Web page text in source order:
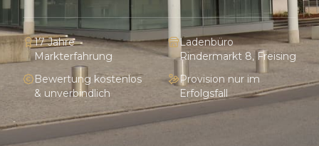
17 Jahre
Markterfahrung
Ladenbüro
Rindermarkt 8, Freising
Bewertung kostenlos
& unverbindlich
Provision nur im
Erfolgsfall